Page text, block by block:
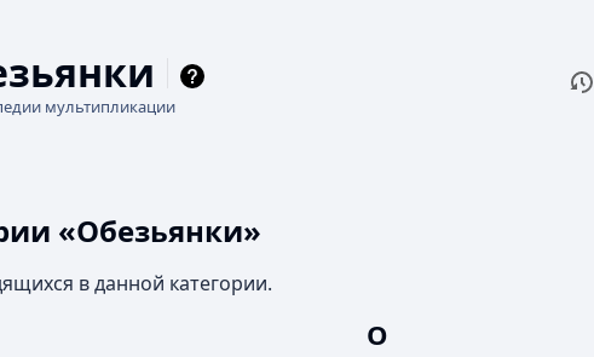
мультипликации
«Обезьянки»
в данной категории.
О